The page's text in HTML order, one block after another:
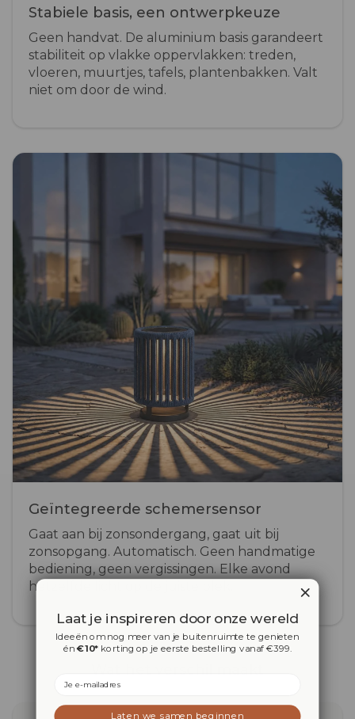
Stabiele basis, een ontwerpkeuze
Geen handvat. De aluminium basis garandeert
stabiliteit op vlakke oppervlakken: treden,
vloeren, muurtjes, tafels, plantenbakken. Valt
niet om door de wind.
Geïntegreerde schemersensor
Gaat aan bij zonsondergang, gaat uit bij
zonsopgang. Automatisch. Geen handmatige
bediening, geen vergissingen. Elke avond
hetzelfde licht op de juiste plek.
Laat je inspireren door onze wereld
Ideeën om nog meer van je buitenruimte te genieten
én€10* korting op je eerste bestelling vanaf €399.
Laten we samen beginnen